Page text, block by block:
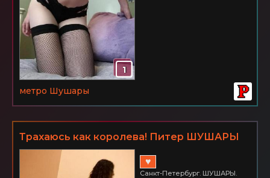
1
метро Шушары
Трахаюсь как королева! Питер ШУШАРЫ
2500 час.
♥
Санкт-Петербург. ШУШАРЫ.